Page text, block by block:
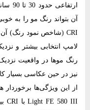
آن بتواند رنگ مو را به
رنگ موها در واقعیت
نیز در حین عکاسی بسیار